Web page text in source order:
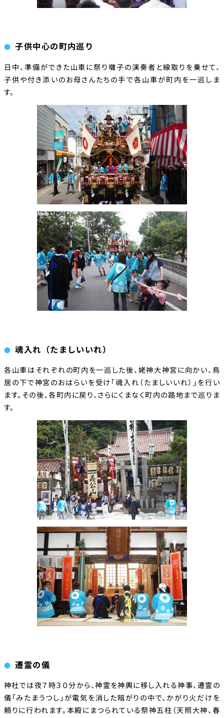
子供中心の町内巡り
日中、準備ができた山車に祭り囃子の演奏者と線取りを乗せて、
子供や付き添いのお母さんたちの手で各山車が町内を一巡しま
す。
魂入れ（たましいいれ）
各山車はそれぞれの町内を一巡した後、姥神大神宮に向かい、鳥
居の下で神宮のおはらいを受け「魂入れ（たましいいれ）」を行い
ます。その後、各町内に戻り、さらにくまなく町内の路地まで巡りま
す。
遷霊の儀
神社では夜７時３０分から、神霊を神輿に移し入れる神事、遷霊の
儀「みたまうつし」が電気を消した暗がりの中で、かがり火だけを
頼りに行われます。本殿にまつられている祭神五柱（天照大神、春